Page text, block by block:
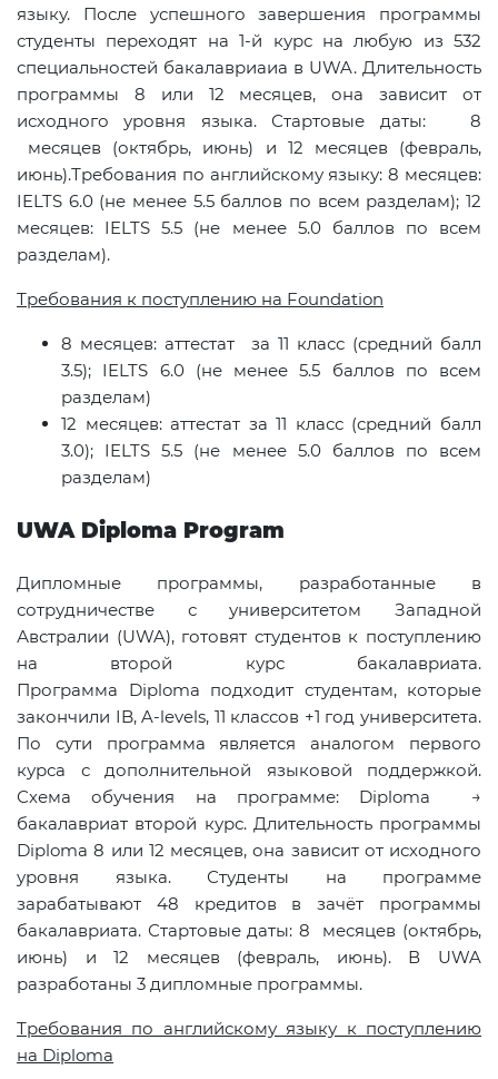
языку. После успешного завершения программы
студенты переходят на 1-й курс на любую из 532
специальностей бакалавриаиа в UWA. Длительность
программы 8 или 12 месяцев, она зависит от
исходного уровня языка. Стартовые даты: 8
месяцев (октябрь, июнь) и 12 месяцев (февраль,
июнь).Требования по английскому языку: 8 месяцев:
IELTS 6.0 (не менее 5.5 баллов по всем разделам); 12
месяцев: IELTS 5.5 (не менее 5.0 баллов по всем
разделам).
Требования к поступлению на Foundation
8 месяцев: аттестат за 11 класс (средний балл
3.5); IELTS 6.0 (не менее 5.5 баллов по всем
разделам)
12 месяцев: аттестат за 11 класс (средний балл
3.0); IELTS 5.5 (не менее 5.0 баллов по всем
разделам)
UWA Diploma Program
Дипломные программы, разработанные в
сотрудничестве с университетом Западной
Австралии (UWA), готовят студентов к поступлению
на второй курс бакалавриата.
Программа Diploma подходит студентам, которые
закончили IB, A-levels, 11 классов +1 год университета.
По сути программа является аналогом первого
курса с дополнительной языковой поддержкой.
Схема обучения на программе: Diploma →
бакалавриат второй курс. Длительность программы
Diploma 8 или 12 месяцев, она зависит от исходного
уровня языка. Студенты на программе
зарабатывают 48 кредитов в зачёт программы
бакалавриата. Стартовые даты: 8 месяцев (октябрь,
июнь) и 12 месяцев (февраль, июнь). В UWA
разработаны 3 дипломные программы.
Требования по английскому языку к поступлению
на Diploma